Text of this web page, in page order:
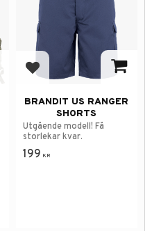
Add to favorites
BRANDIT US RANGER
SHORTS
Utgående modell! Få
storlekar kvar.
199 KR